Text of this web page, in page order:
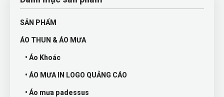
SẢN PHẨM
ÁO THUN & ÁO MƯA
• Áo Khoác
• ÁO MƯA IN LOGO QUẢNG CÁO
• Áo mưa padessus